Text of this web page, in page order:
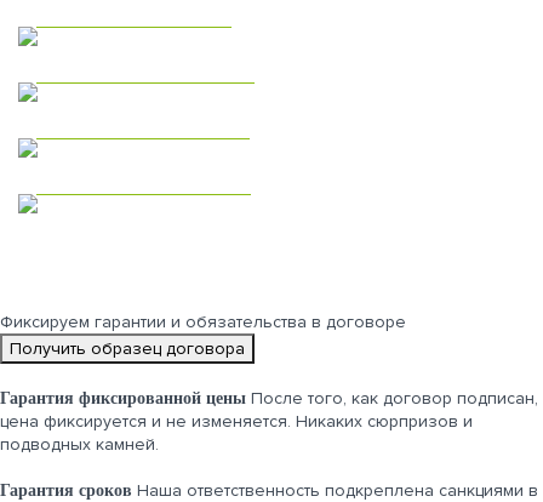
Фиксируем гарантии и обязательства в договоре
Получить образец договора
Гарантия фиксированной цены После того, как договор подписан,
цена фиксируется и не изменяется. Никаких сюрпризов и
подводных камней.
Гарантия сроков Наша ответственность подкреплена санкциями в